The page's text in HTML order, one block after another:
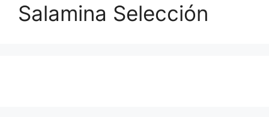
Salamina Selección